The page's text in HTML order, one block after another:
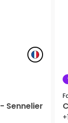
Sennelier